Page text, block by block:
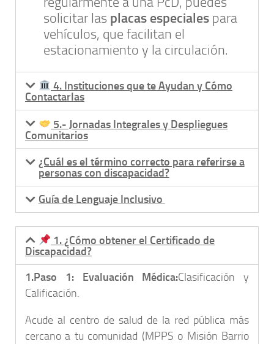
solicitar las placas especiales para
vehículos, que facilitan el
estacionamiento y la circulación.
4. Instituciones que te Ayudan y Cómo
Contactarlas
5.- Jornadas Integrales y Despliegues
Comunitarios
¿Cuál es el término correcto para referirse a
personas con discapacidad?
Guía de Lenguaje Inclusivo
1. ¿Cómo obtener el Certificado de
Discapacidad?
1.Paso 1: Evaluación Médica:Clasificación y
Calificación.
Acude al centro de salud de la red pública más
cercano a tu comunidad (MPPS o Misión Barrio